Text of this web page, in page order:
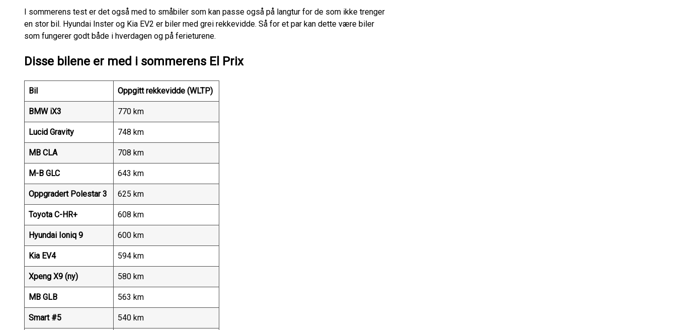
I sommerens test er det også med to småbiler som kan passe også på langtur for de som ikke trenger
en stor bil. Hyundai Inster og Kia EV2 er biler med grei rekkevidde. Så for et par kan dette være biler
som fungerer godt både i hverdagen og på ferieturene.
Disse bilene er med i sommerens El Prix
Bil Oppgitt rekkevidde (WLTP)
BMW iX3 770 km
Lucid Gravity 748 km
MB CLA 708 km
M-B GLC 643 km
Oppgradert Polestar 3 625 km
Toyota C-HR+ 608 km
Hyundai Ioniq 9 600 km
Kia EV4 594 km
Xpeng X9 (ny) 580 km
MB GLB 563 km
Smart #5 540 km